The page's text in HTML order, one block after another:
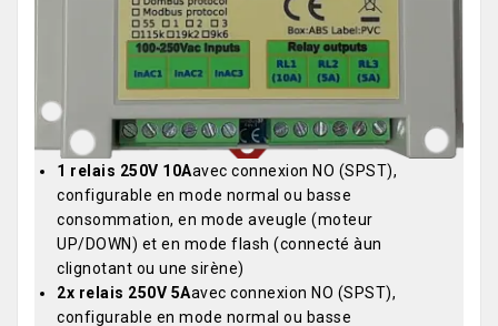
1 relais 250V 10Aavec connexion NO (SPST),
configurable en mode normal ou basse
consommation, en mode aveugle (moteur
UP/DOWN) et en mode flash (connecté àun
clignotant ou une sirène)
2x relais 250V 5Aavec connexion NO (SPST),
configurable en mode normal ou basse